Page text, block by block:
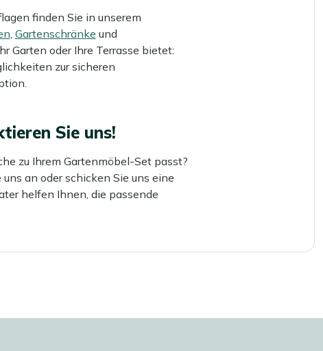
finden Sie in unserem
, Gartenschränke und
Garten oder Ihre Terrasse bietet:
zur sicheren
Sie uns!
zu Ihrem Gartenmöbel-Set passt?
an oder schicken Sie uns eine
helfen Ihnen, die passende